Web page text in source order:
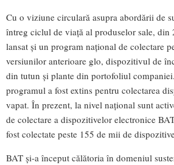
Cu o viziune circulară asupra abordării de
întreg ciclul de viață al produselor sale, din
lansat și un program național de colectare
versiunilor anterioare glo, dispozitivul de
din tutun și plante din portofoliul
programul a fost extins pentru colectarea
vapat. În prezent, la nivel național sunt
de colectare a dispozitivelor electronice
fost colectate peste 155 de mii de
BAT și-a început călătoria în domeniul